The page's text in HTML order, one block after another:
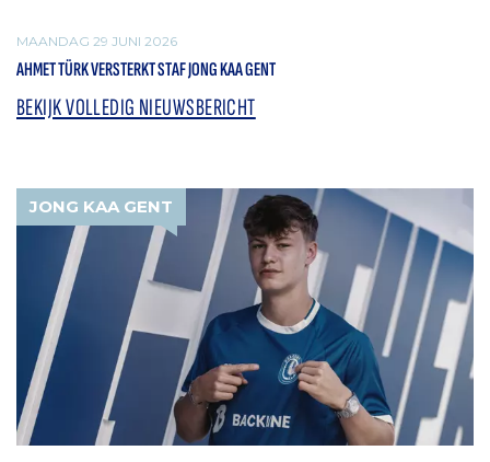
MAANDAG 29 JUNI 2026
AHMET TÜRK VERSTERKT STAF JONG KAA GENT
BEKIJK VOLLEDIG NIEUWSBERICHT
JONG KAA GENT